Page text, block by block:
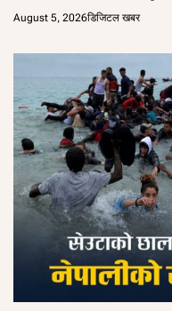
August 5, 2026डिजिटल खबर